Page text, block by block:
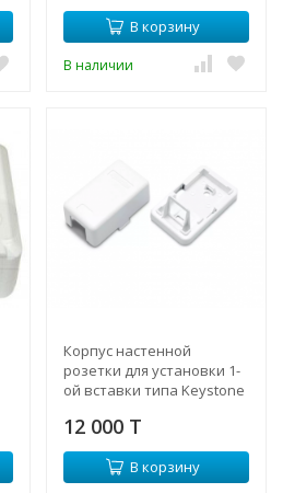
В корзину
В наличии
Корпус настенной
розетки для установки 1-
ой вставки типа Keystone
12 000 T
В корзину